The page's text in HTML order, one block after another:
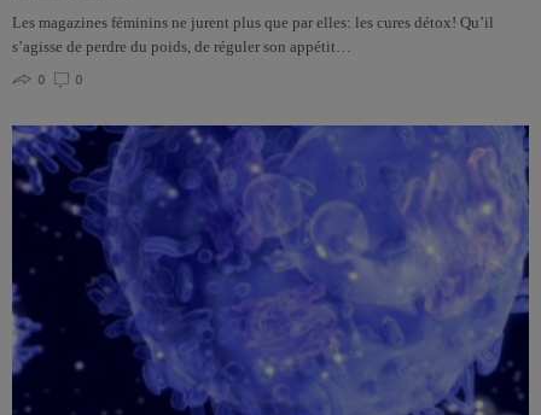
Les magazines féminins ne jurent plus que par elles: les cures détox! Qu’il
s’agisse de perdre du poids, de réguler son appétit…
0
0